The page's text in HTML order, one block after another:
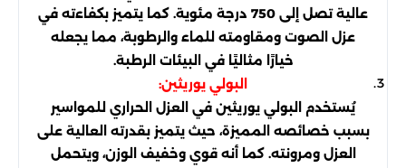
عالية تصل إلى 750 درجة مئوية. كما يتميز بكفاءته في
عزل الصوت ومقاومته للماء والرطوبة، مما يجعله
خيارًا مثاليًا في البيئات الرطبة.
البولي يوريثين:
يُستخدم البولي يوريثين في العزل الحراري للمواسير
بسبب خصائصه المميزة، حيث يتميز بقدرته العالية على
العزل ومرونته. كما أنه قوي وخفيف الوزن، ويتحمل